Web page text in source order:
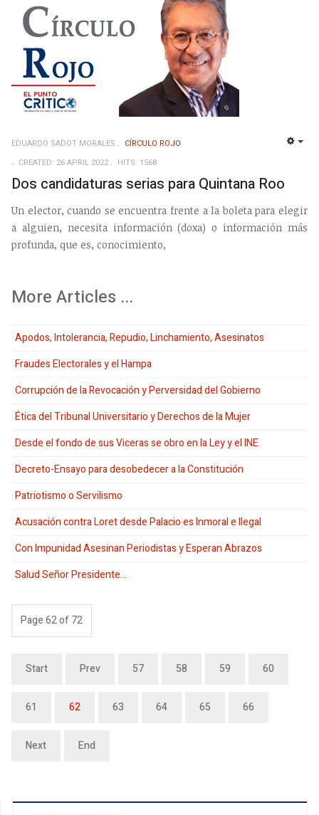
EDUARDO SADOT MORALES
CÍRCULO ROJO
CREATED: 26 APRIL 2022
HITS: 1568
Dos candidaturas serias para Quintana Roo
Un elector, cuando se encuentra frente a la boleta para elegir
a alguien, necesita información (doxa) o información más
profunda, que es, conocimiento,
More Articles ...
Apodos, Intolerancia, Repudio, Linchamiento, Asesinatos
Fraudes Electorales y el Hampa
Corrupción de la Revocación y Perversidad del Gobierno
Ética del Tribunal Universitario y Derechos de la Mujer
Desde el fondo de sus Viceras se obro en la Ley y el INE
Decreto-Ensayo para desobedecer a la Constitución
Patriotismo o Servilismo
Acusación contra Loret desde Palacio es Inmoral e Ilegal
Con Impunidad Asesinan Periodistas y Esperan Abrazos
Salud Señor Presidente...
Page 62 of 72
Start Prev 57 58 59 60
61 62 63 64 65 66
Next End